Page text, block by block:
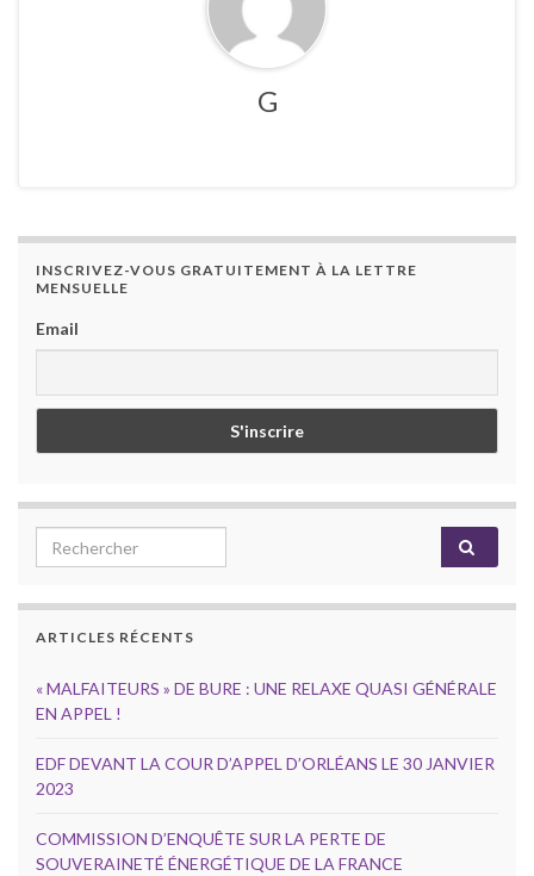
G
INSCRIVEZ-VOUS GRATUITEMENT À LA LETTRE
MENSUELLE
Email
Search for:
ARTICLES RÉCENTS
« MALFAITEURS » DE BURE : UNE RELAXE QUASI GÉNÉRALE
EN APPEL !
EDF DEVANT LA COUR D’APPEL D’ORLÉANS LE 30 JANVIER
2023
COMMISSION D’ENQUÊTE SUR LA PERTE DE
SOUVERAINETÉ ÉNERGÉTIQUE DE LA FRANCE